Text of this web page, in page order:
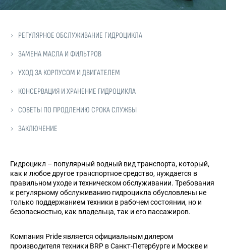
РЕГУЛЯРНОЕ ОБСЛУЖИВАНИЕ ГИДРОЦИКЛА
ЗАМЕНА МАСЛА И ФИЛЬТРОВ
УХОД ЗА КОРПУСОМ И ДВИГАТЕЛЕМ
КОНСЕРВАЦИЯ И ХРАНЕНИЕ ГИДРОЦИКЛА
СОВЕТЫ ПО ПРОДЛЕНИЮ СРОКА СЛУЖБЫ
ЗАКЛЮЧЕНИЕ
Гидроцикл – популярный водный вид транспорта, который,
как и любое другое транспортное средство, нуждается в
правильном уходе и техническом обслуживании. Требования
к регулярному обслуживанию гидроцикла обусловлены не
только поддержанием техники в рабочем состоянии, но и
безопасностью, как владельца, так и его пассажиров.
Компания Pride является официальным дилером
производителя техники BRP в Санкт-Петербурге и Москве и